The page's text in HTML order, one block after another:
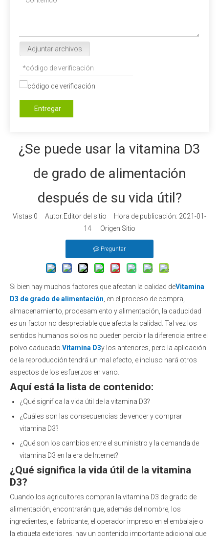
Adjuntar archivos
Entregar
¿Se puede usar la vitamina D3
de grado de alimentación
después de su vida útil?
Vistas:0 Autor:Editor del sitio Hora de publicación: 2021-01-
14 Origen:Sitio
Preguntar
Si bien hay muchos factores que afectan la calidad deVitamina
D3 de grado de alimentación , en el proceso de compra,
almacenamiento, procesamiento y alimentación, la caducidad
es un factor no despreciable que afecta la calidad. Tal vez los
sentidos humanos solos no pueden percibir la diferencia entre el
polvo caducado. Vitamina D3y los anteriores, pero la aplicación
de la reproducción tendrá un mal efecto, e incluso hará otros
aspectos de los esfuerzos en vano.
Aquí está la lista de contenido:
¿Qué significa la vida útil de la vitamina D3?
¿Cuáles son las consecuencias de vender y comprar
vitamina D3?
¿Qué son los cambios entre el suministro y la demanda de
vitamina D3 en la era de Internet?
¿Qué significa la vida útil de la vitamina
D3?
Cuando los agricultores compran la vitamina D3 de grado de
alimentación, encontrarán que, además del nombre, los
ingredientes, el fabricante, el operador impreso en el embalaje o
la etiqueta exteriores, hay un contenido importante adicional que